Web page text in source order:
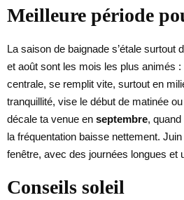
Meilleure période
La saison de baignade s’étale surtout
et août sont les mois les plus animés :
centrale, se remplit vite, surtout en
tranquillité, vise le début de matinée
décale ta venue en septembre,
la fréquentation baisse nettement.
fenêtre, avec des journées longues et
Conseils soleil